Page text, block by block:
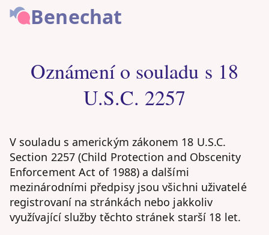
Benechat
Oznámení o souladu s 18
U.S.C. 2257
V souladu s americkým zákonem 18 U.S.C.
Section 2257 (Child Protection and Obscenity
Enforcement Act of 1988) a dalšími
mezinárodními předpisy jsou všichni uživatelé
registrovaní na stránkách nebo jakkoliv
využívající služby těchto stránek starší 18 let.